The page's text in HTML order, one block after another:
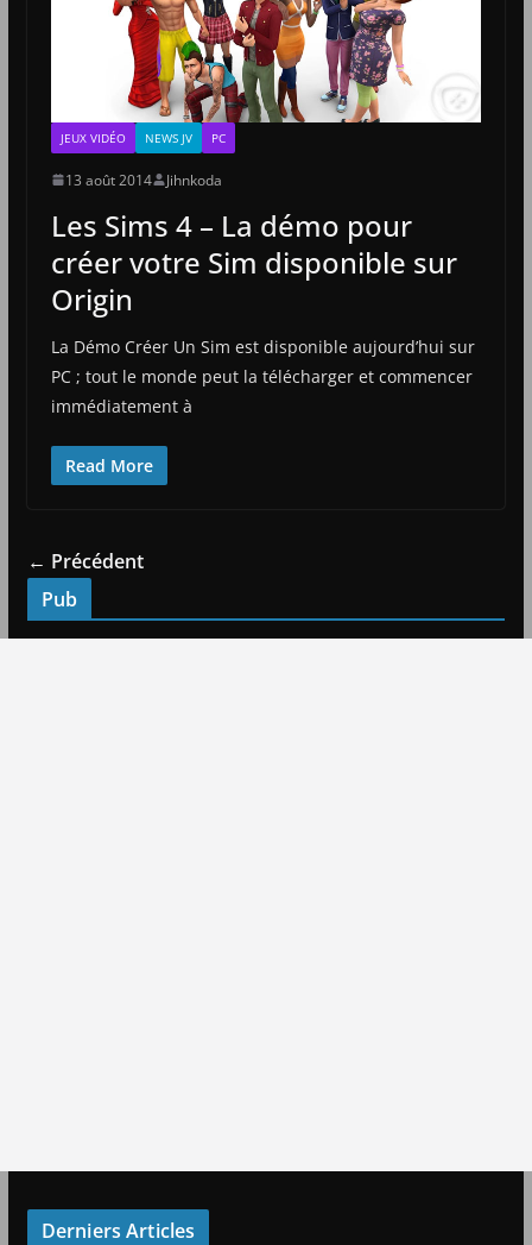
JEUX VIDÉO NEWS JV PC
13 août 2014 Jihnkoda
Les Sims 4 – La démo pour
créer votre Sim disponible sur
Origin
La Démo Créer Un Sim est disponible aujourd’hui sur
PC ; tout le monde peut la télécharger et commencer
immédiatement à
Read More
← Précédent
Pub
Derniers Articles